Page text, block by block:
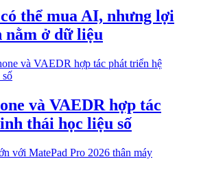
thể mua AI, nhưng lợi
nằm ở dữ liệu
và VAEDR hợp tác
thái học liệu số